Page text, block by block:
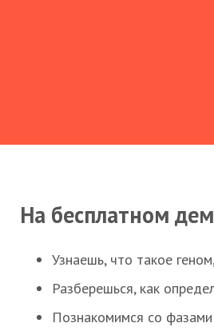
На бесплатном
Узнаешь, что такое
Разберешься, как
Познакомимся со